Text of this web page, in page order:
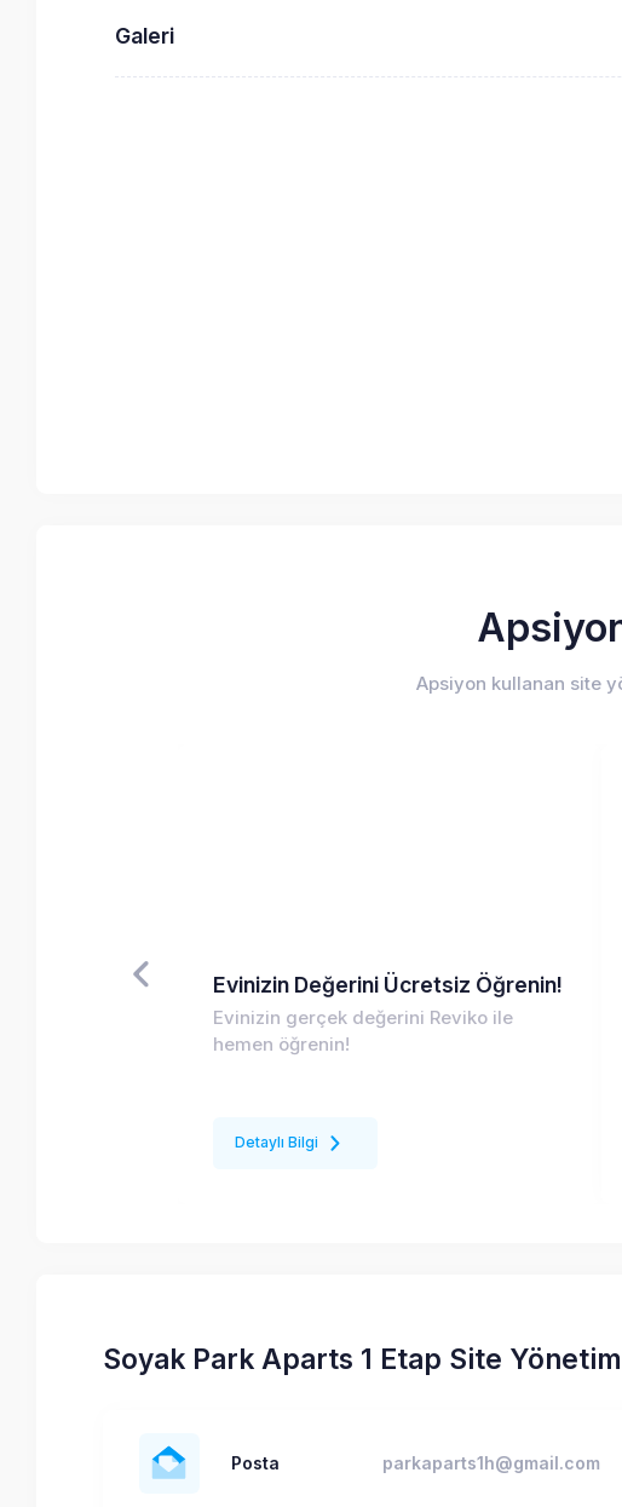
Galeri
Apsiyon kullanan site
Evinizin Değerini Ücretsiz Öğrenin!
Evinizin gerçek değerini Reviko ile
hemen öğrenin!
Detaylı Bilgi
Soyak Park Aparts 1 Etap Site
Posta parkaparts1h@gmail.com